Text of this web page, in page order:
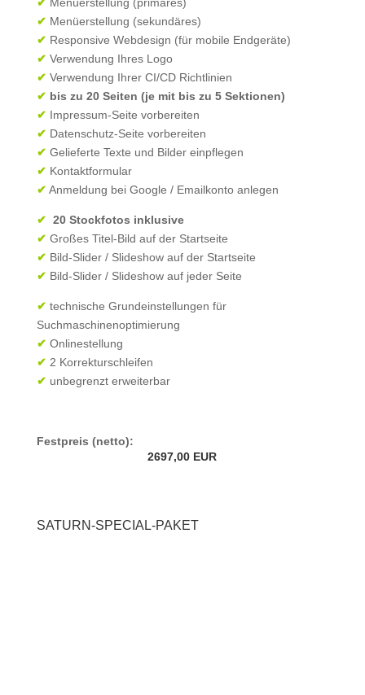
✔ Menüerstellung (sekundäres)
✔ Responsive Webdesign (für mobile Endgeräte)
✔ Verwendung Ihres Logo
✔ Verwendung Ihrer CI/CD Richtlinien
✔ bis zu 20 Seiten (je mit bis zu 5 Sektionen)
✔ Impressum-Seite vorbereiten
✔ Datenschutz-Seite vorbereiten
✔ Gelieferte Texte und Bilder einpflegen
✔ Kontaktformular
✔ Anmeldung bei Google / Emailkonto anlegen
✔ 20 Stockfotos inklusive
✔ Großes Titel-Bild auf der Startseite
✔ Bild-Slider / Slideshow auf der Startseite
✔ Bild-Slider / Slideshow auf jeder Seite
✔ technische Grundeinstellungen für
Suchmaschinenoptimierung
✔ Onlinestellung
✔ 2 Korrekturschleifen
✔ unbegrenzt erweiterbar
Festpreis (netto):
2697,00 EUR
SATURN-SPECIAL-PAKET